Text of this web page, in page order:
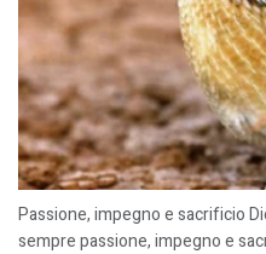
Passione, impegno e sacrificio
sempre passione, impegno e